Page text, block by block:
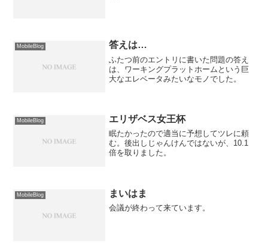
MobileBlog 答えは…
ふたつ前のエントリに書いた問題の答え
は、ワーキングプラットホームという巨
大なエレベータみたいなモノでした。
MobileBlog エリザベス女王杯
眠たかったので適当に予想してツレに頼
む。後出しじゃんけんではないが、10.1
倍を取りました。
MobileBlog まいはま
会議が終わって来ています。